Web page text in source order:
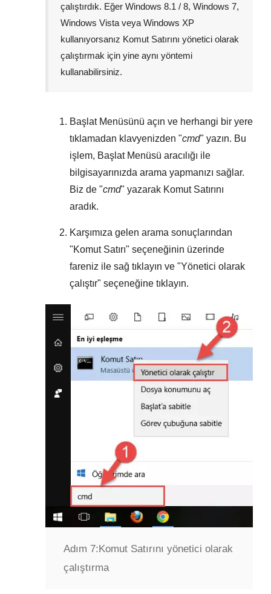
çalıştırdık. Eğer Windows 8.1 / 8, Windows 7,
Windows Vista veya Windows XP
kullanıyorsanız Komut Satırını yönetici olarak
çalıştırmak için yine aynı yöntemi
kullanabilirsiniz.
Başlat Menüsünü açın ve herhangi bir yere
tıklamadan klavyenizden "cmd" yazın. Bu
işlem, Başlat Menüsü aracılığı ile
bilgisayarınızda arama yapmanızı sağlar.
Biz de "cmd" yazarak Komut Satırını
aradık.
Karşımıza gelen arama sonuçlarından
"Komut Satırı" seçeneğinin üzerinde
fareniz ile sağ tıklayın ve "Yönetici olarak
çalıştır" seçeneğine tıklayın.
Adım 7: Komut Satırını yönetici olarak
çalıştırma